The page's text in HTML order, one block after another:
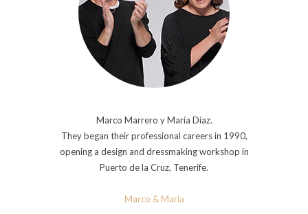
Marco Marrero y María Díaz.
They began their professional careers in 1990,
opening a design and dressmaking workshop in
Puerto de la Cruz, Tenerife.
Marco & María